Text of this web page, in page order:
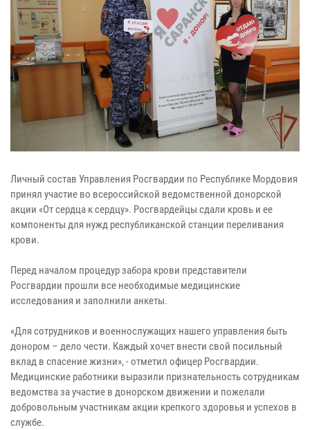
Личный состав Управления Росгвардии по Республике Мордовия
принял участие во всероссийской ведомственной донорской
акции «От сердца к сердцу». Росгвардейцы сдали кровь и ее
компоненты для нужд республиканской станции переливания
крови.
Перед началом процедур забора крови представители
Росгвардии прошли все необходимые медицинские
исследования и заполнили анкеты.
«Для сотрудников и военнослужащих нашего управления быть
донором – дело чести. Каждый хочет внести свой посильный
вклад в спасение жизни», - отметил офицер Росгвардии.
Медицинские работники выразили признательность сотрудникам
ведомства за участие в донорском движении и пожелали
добровольным участникам акции крепкого здоровья и успехов в
службе.